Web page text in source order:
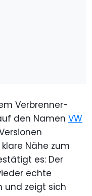
Verbrenner-
den Namen VW
Nähe zum
es: Der
echte
und zeigt sich